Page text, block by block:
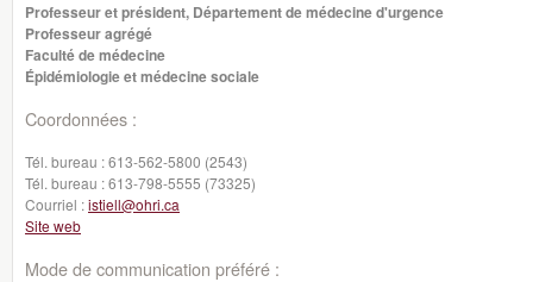
Professeur et président, Département de médecine d'urgence
Professeur agrégé
Faculté de médecine
Épidémiologie et médecine sociale
Coordonnées :
Tél. bureau :613-562-5800 (2543)
Tél. bureau :613-798-5555 (73325)
Courriel :istiell@ohri.ca
Site web
Mode de communication préféré :